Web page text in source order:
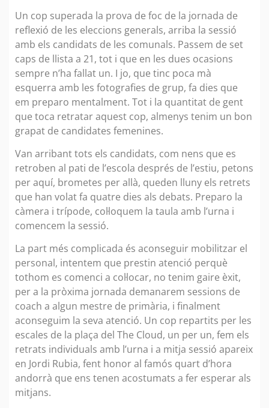
Un cop superada la prova de foc de la jornada de
reflexió de les eleccions generals, arriba la sessió
amb els candidats de les comunals. Passem de set
caps de llista a 21, tot i que en les dues ocasions
sempre n’ha fallat un. I jo, que tinc poca mà
esquerra amb les fotografies de grup, fa dies que
em preparo mentalment. Tot i la quantitat de gent
que toca retratar aquest cop, almenys tenim un bon
grapat de candidates femenines.
Van arribant tots els candidats, com nens que es
retroben al pati de l’escola després de l’estiu, petons
per aquí, brometes per allà, queden lluny els retrets
que han volat fa quatre dies als debats. Preparo la
càmera i trípode, col·loquem la taula amb l’urna i
comencem la sessió.
La part més complicada és aconseguir mobilitzar el
personal, intentem que prestin atenció perquè
tothom es comenci a col·locar, no tenim gaire èxit,
per a la pròxima jornada demanarem sessions de
coach a algun mestre de primària, i finalment
aconseguim la seva atenció. Un cop repartits per les
escales de la plaça del The Cloud, un per un, fem els
retrats individuals amb l’urna i a mitja sessió apareix
en Jordi Rubia, fent honor al famós quart d’hora
andorrà que ens tenen acostumats a fer esperar als
mitjans.